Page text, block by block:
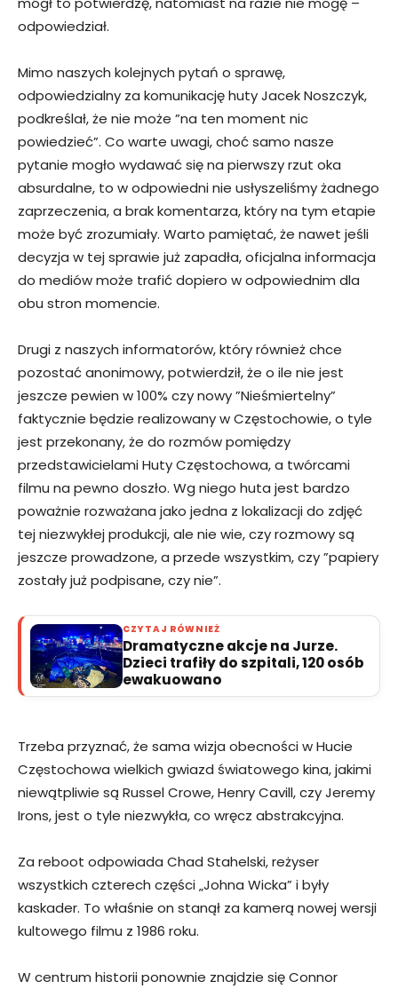
odpowiedział.
Mimo naszych kolejnych pytań o sprawę,
odpowiedzialny za komunikację huty Jacek Noszczyk,
podkreślał, że nie może ”na ten moment nic
powiedzieć”. Co warte uwagi, choć samo nasze
pytanie mogło wydawać się na pierwszy rzut oka
absurdalne, to w odpowiedni nie usłyszeliśmy żadnego
zaprzeczenia, a brak komentarza, który na tym etapie
może być zrozumiały. Warto pamiętać, że nawet jeśli
decyzja w tej sprawie już zapadła, oficjalna informacja
do mediów może trafić dopiero w odpowiednim dla
obu stron momencie.
Drugi z naszych informatorów, który również chce
pozostać anonimowy, potwierdził, że o ile nie jest
jeszcze pewien w 100% czy nowy ”Nieśmiertelny”
faktycznie będzie realizowany w Częstochowie, o tyle
jest przekonany, że do rozmów pomiędzy
przedstawicielami Huty Częstochowa, a twórcami
filmu na pewno doszło. Wg niego huta jest bardzo
poważnie rozważana jako jedna z lokalizacji do zdjęć
tej niezwykłej produkcji, ale nie wie, czy rozmowy są
jeszcze prowadzone, a przede wszystkim, czy ”papiery
zostały już podpisane, czy nie”.
CZYTAJ RÓWNIEŻ
Dramatyczne akcje na Jurze.
Dzieci trafiły do szpitali, 120 osób
ewakuowano
Trzeba przyznać, że sama wizja obecności w Hucie
Częstochowa wielkich gwiazd światowego kina, jakimi
niewątpliwie są Russel Crowe, Henry Cavill, czy Jeremy
Irons, jest o tyle niezwykła, co wręcz abstrakcyjna.
Za reboot odpowiada Chad Stahelski, reżyser
wszystkich czterech części „Johna Wicka” i były
kaskader. To właśnie on stanął za kamerą nowej wersji
kultowego filmu z 1986 roku.
W centrum historii ponownie znajdzie się Connor